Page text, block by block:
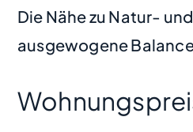
Die Nähe zu Natur-
ausgewogene